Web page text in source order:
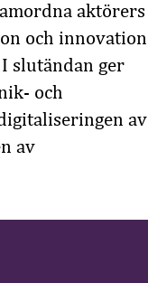
aktörers
och innovation
slutändan ger
och
av
av